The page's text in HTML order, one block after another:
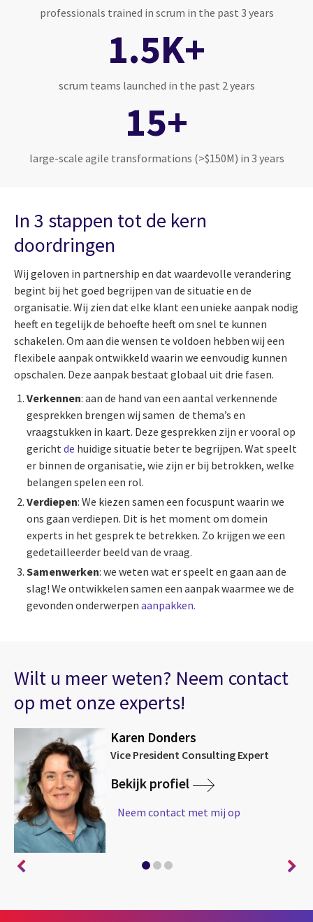
professionals trained in scrum in the past 3 years
1.5K+
scrum teams launched in the past 2 years
15+
large-scale agile transformations (>$150M) in 3 years
In 3 stappen tot de kern
doordringen
Wij geloven in partnership en dat waardevolle verandering
begint bij het goed begrijpen van de situatie en de
organisatie. Wij zien dat elke klant een unieke aanpak nodig
heeft en tegelijk de behoefte heeft om snel te kunnen
schakelen. Om aan die wensen te voldoen hebben wij een
flexibele aanpak ontwikkeld waarin we eenvoudig kunnen
opschalen. Deze aanpak bestaat globaal uit drie fasen.
Verkennen: aan de hand van een aantal verkennende
gesprekken brengen wij samen de thema’s en
vraagstukken in kaart. Deze gesprekken zijn er vooral op
gerichtde huidige situatie beter te begrijpen. Wat speelt
er binnen de organisatie, wie zijn er bij betrokken, welke
belangen spelen een rol.
Verdiepen: We kiezen samen een focuspunt waarin we
ons gaan verdiepen. Dit is het moment om domein
experts in het gesprek te betrekken. Zo krijgen we een
gedetailleerder beeld van de vraag.
Samenwerken: we weten wat er speelt en gaan aan de
slag! We ontwikkelen samen een aanpak waarmee we de
gevonden onderwerpen aanpakken.
Wilt u meer weten? Neem contact
op met onze experts!
Karen Donders
Vice President Consulting Expert
Bekijk profiel
Neem contact met mij op